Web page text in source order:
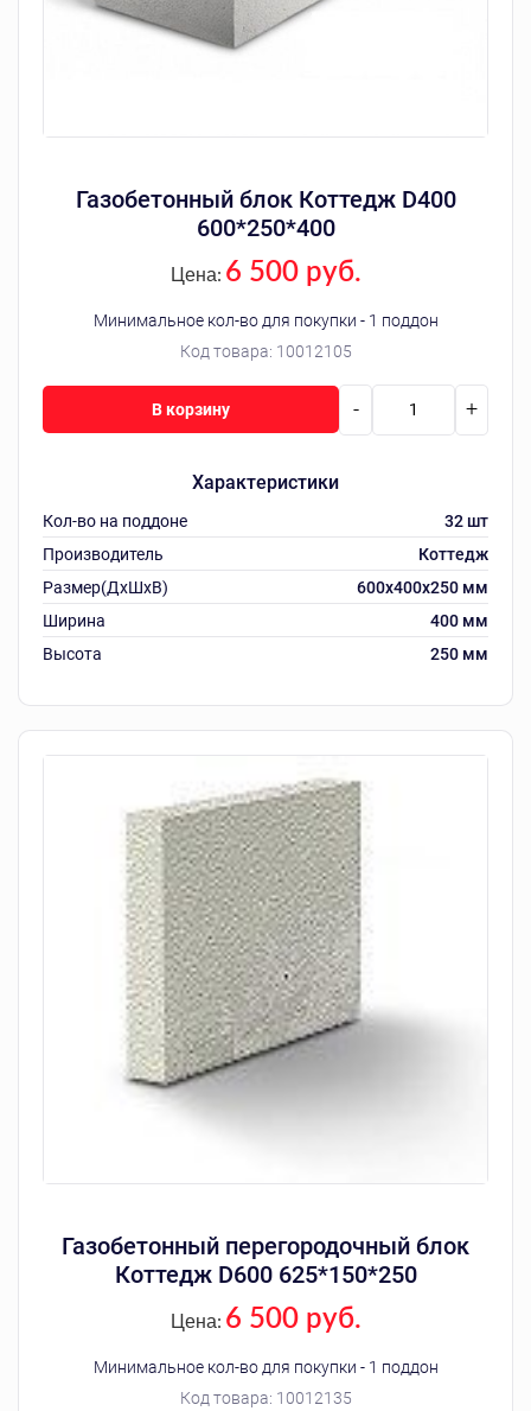
Газобетонный блок Коттедж D400
600*250*400
Код товара: 10012105
Цена: 6 500 руб.
Минимальное кол-во для покупки - 1 поддон
Характеристики
Кол-во на поддоне
32 шт
Производитель
Коттедж
Размер(ДхШхВ)
600х400х250 мм
Ширина
400 мм
Высота
250 мм
- +
В корзину
Газобетонный перегородочный блок
Коттедж D600 625*150*250
Код товара: 10012135
Цена: 6 500 руб.
Минимальное кол-во для покупки - 1 поддон